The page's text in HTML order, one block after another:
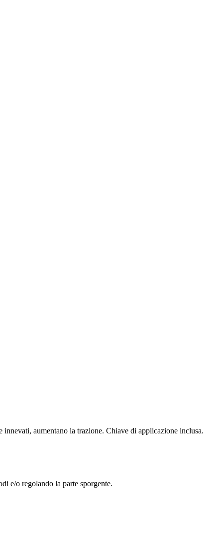
aumentano la trazione. Chiave di applicazione inclusa.
e/o regolando la parte sporgente.